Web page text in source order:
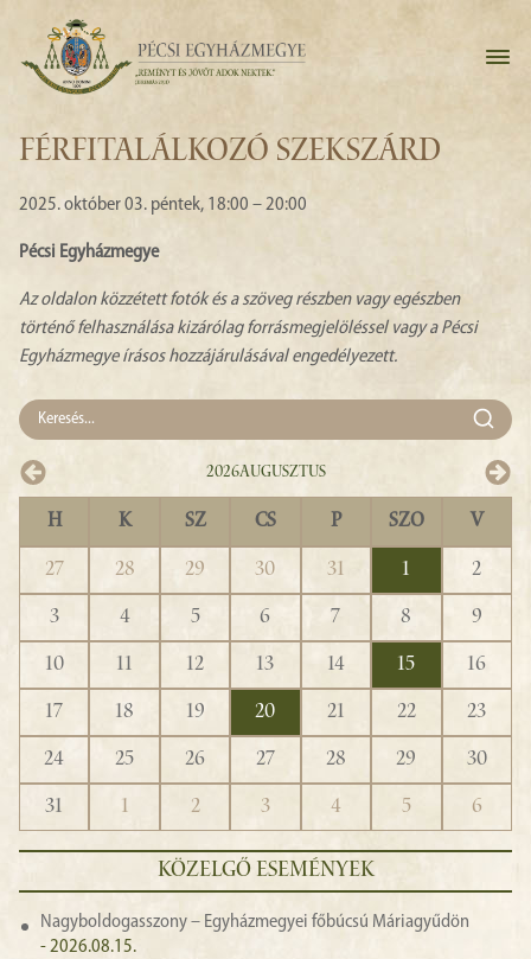
FÉRFITALÁLKOZÓ SZEKSZÁRD
2025. október 03. péntek, 18:00 – 20:00
Pécsi Egyházmegye
Az oldalon közzétett fotók és a szöveg részben vagy egészben
történő felhasználása kizárólag forrásmegjelöléssel vagy a Pécsi
Egyházmegye írásos hozzájárulásával engedélyezett.
2026Augusztus
H K SZ CS P SZO V
27 28 29 30 31 1
2
3
4 5 6 7 8
9
10
11 12 13 14 15
16
17
18 19 20 21 22
23
24
25 26 27 28 29
30
31
1 2 3 4 5 6
KÖZELGŐ ESEMÉNYEK
Nagyboldogasszony – Egyházmegyei főbúcsú Máriagyűdön
- 2026.08.15.